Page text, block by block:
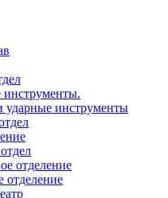
ударные инструменты
отделение
отделение